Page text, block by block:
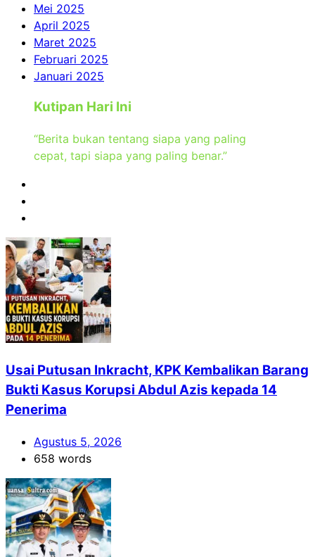
Mei 2025
April 2025
Maret 2025
Februari 2025
Januari 2025
Kutipan Hari Ini
“Berita bukan tentang siapa yang paling
cepat, tapi siapa yang paling benar.”
Usai Putusan Inkracht, KPK Kembalikan Barang
Bukti Kasus Korupsi Abdul Azis kepada 14
Penerima
Agustus 5, 2026
658 words